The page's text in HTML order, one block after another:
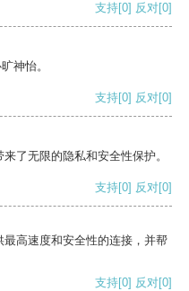
支持[0] 反对[0]
神怡。
支持[0] 反对[0]
了无限的隐私和安全性保护。
支持[0] 反对[0]
高速度和安全性的连接，并帮
支持[0] 反对[0]